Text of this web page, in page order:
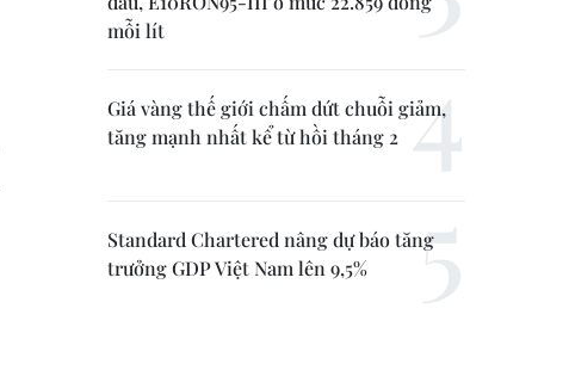
mỗi lít
Giá vàng thế giới chấm dứt chuỗi giảm,
tăng mạnh nhất kể từ hồi tháng 2
Standard Chartered nâng dự báo tăng
trưởng GDP Việt Nam lên 9,5%